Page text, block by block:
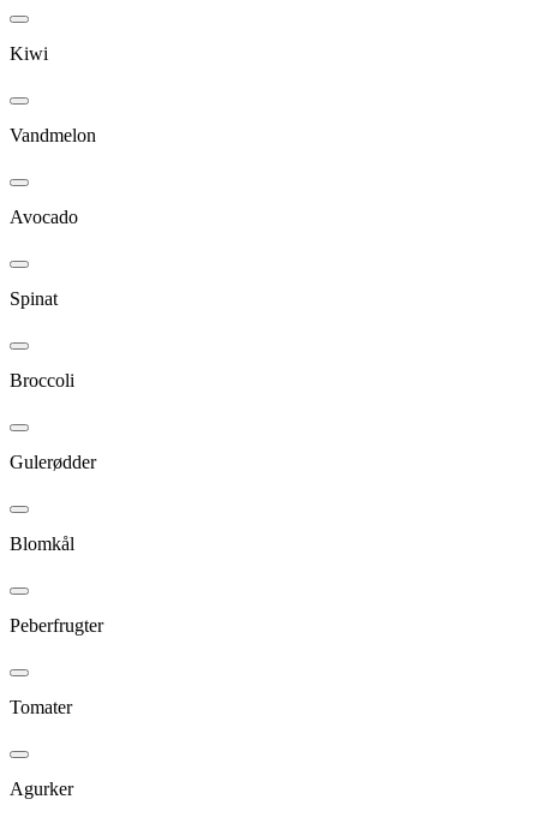
Kiwi
Vandmelon
Avocado
Spinat
Broccoli
Gulerødder
Blomkål
Peberfrugter
Tomater
Agurker